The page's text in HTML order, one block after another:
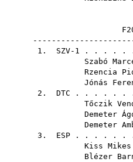
1. SZV-1 . . . .
Szabó
Rzencia
Jónás
2. DTC . . . . . .
Tőczik
Demeter
Demeter
3. ESP . . . . . .
Kiss Mikes
Blézer